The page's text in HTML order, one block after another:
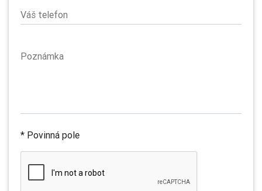
Váš telefon
Poznámka
* Povinná pole